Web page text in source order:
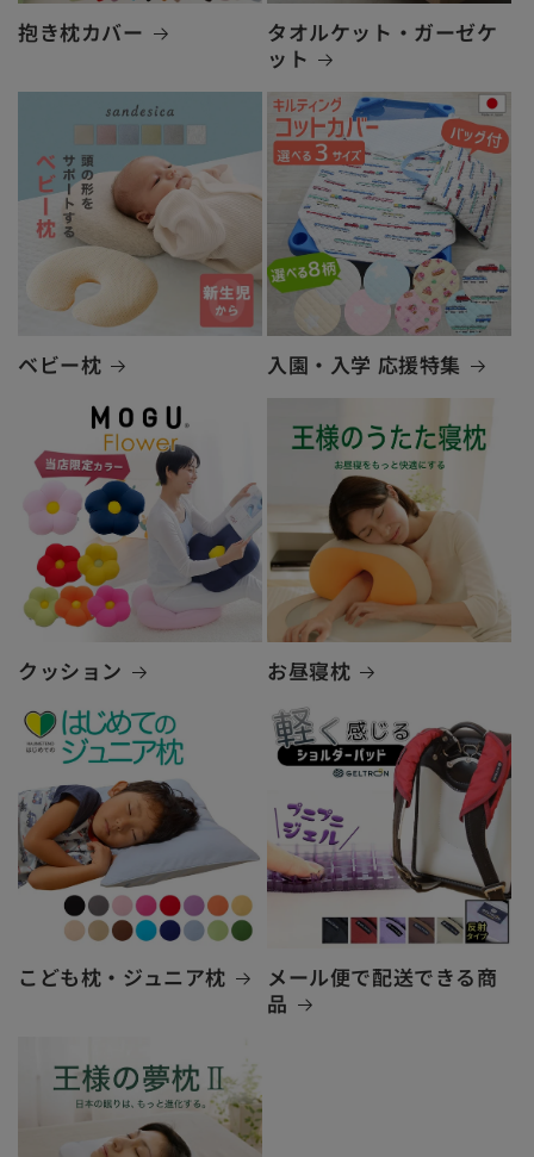
抱き枕カバー
タオルケット・ガーゼケ
ット
ベビー枕 入園・入学 応援特集
クッション お昼寝枕
こども枕・ジュニア枕
メール便で配送できる商
品